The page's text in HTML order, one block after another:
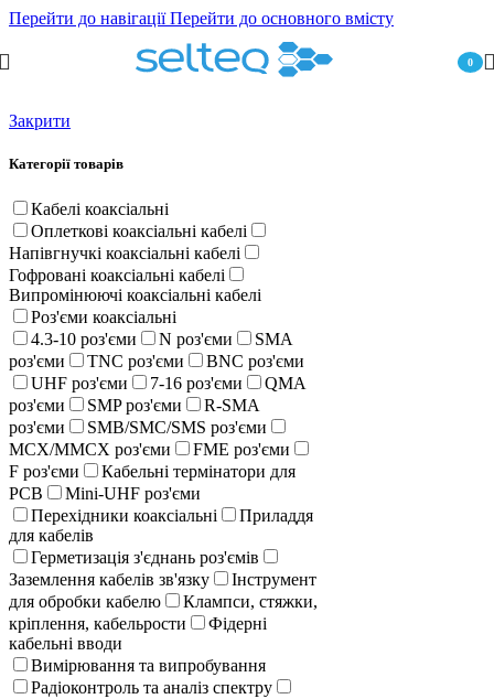
Перейти до навігаціїПерейти до основного вмісту
0
Закрити
Категорії товарів
Кабелі коаксіальні
Оплеткові коаксіальні кабелі
Напівгнучкі коаксіальні кабелі
Гофровані коаксіальні кабелі
Випромінюючі коаксіальні кабелі
Роз'єми коаксіальні
4.3-10 роз'єми
N роз'єми
SMA
роз'єми
TNC роз'єми
BNC роз'єми
UHF роз'єми
7-16 роз'єми
QMA
роз'єми
SMP роз'єми
R-SMA
роз'єми
SMB/SMC/SMS роз'єми
MCX/MMCX роз'єми
FME роз'єми
F роз'єми
Кабельні термінатори для
PCB
Mini-UHF роз'єми
Перехідники коаксіальні
Приладдя
для кабелів
Герметизація з'єднань роз'ємів
Заземлення кабелів зв'язку
Інструмент
для обробки кабелю
Клампси, стяжки,
кріплення, кабельрости
Фідерні
кабельні вводи
Вимірювання та випробування
Радіоконтроль та аналіз спектру